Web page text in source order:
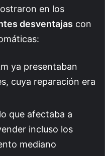
en los
desventajas con
ya presentaban
cuya reparación era
que afectaba a
incluso los
mediano